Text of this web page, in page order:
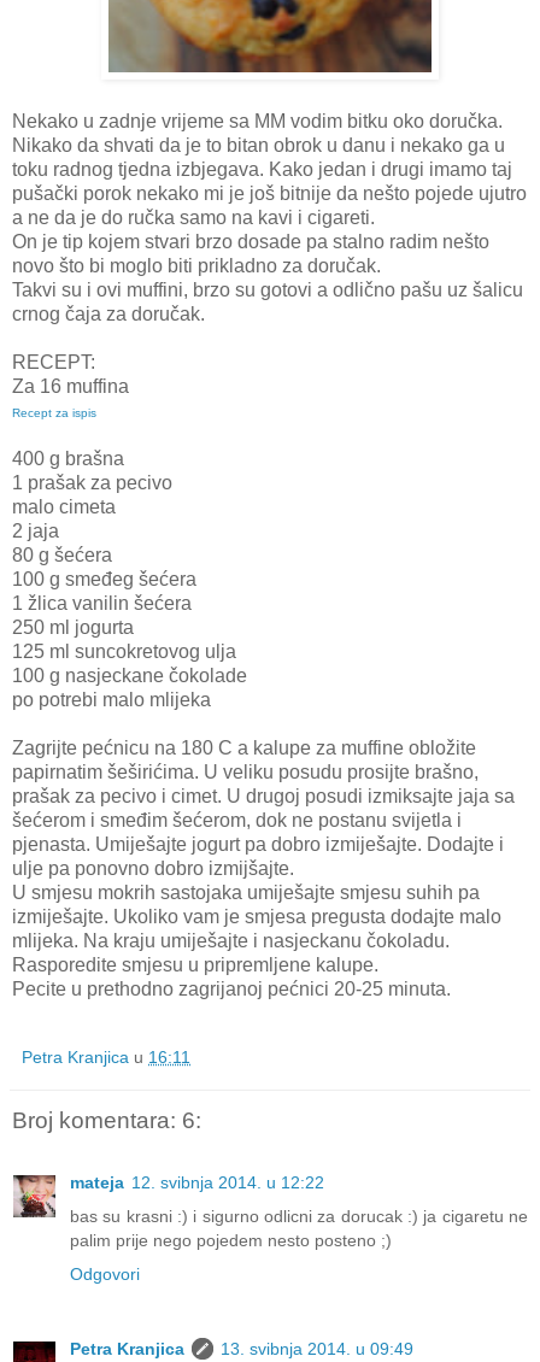
Nekako u zadnje vrijeme sa MM vodim bitku oko doručka.
Nikako da shvati da je to bitan obrok u danu i nekako ga u
toku radnog tjedna izbjegava. Kako jedan i drugi imamo taj
pušački porok nekako mi je još bitnije da nešto pojede ujutro
a ne da je do ručka samo na kavi i cigareti.
On je tip kojem stvari brzo dosade pa stalno radim nešto
novo što bi moglo biti prikladno za doručak.
Takvi su i ovi muffini, brzo su gotovi a odlično pašu uz šalicu
crnog čaja za doručak.
RECEPT:
Za 16 muffina
Recept za ispis
400 g brašna
1 prašak za pecivo
malo cimeta
2 jaja
80 g šećera
100 g smeđeg šećera
1 žlica vanilin šećera
250 ml jogurta
125 ml suncokretovog ulja
100 g nasjeckane čokolade
po potrebi malo mlijeka
Zagrijte pećnicu na 180 C a kalupe za muffine obložite
papirnatim šeširićima. U veliku posudu prosijte brašno,
prašak za pecivo i cimet. U drugoj posudi izmiksajte jaja sa
šećerom i smeđim šećerom, dok ne postanu svijetla i
pjenasta. Umiješajte jogurt pa dobro izmiješajte. Dodajte i
ulje pa ponovno dobro izmijšajte.
U smjesu mokrih sastojaka umiješajte smjesu suhih pa
izmiješajte. Ukoliko vam je smjesa pregusta dodajte malo
mlijeka. Na kraju umiješajte i nasjeckanu čokoladu.
Rasporedite smjesu u pripremljene kalupe.
Pecite u prethodno zagrijanoj pećnici 20-25 minuta.
Petra Kranjica u 16:11
Broj komentara: 6:
mateja 12. svibnja 2014. u 12:22
bas su krasni :) i sigurno odlicni za dorucak :) ja cigaretu ne
palim prije nego pojedem nesto posteno ;)
Odgovori
Petra Kranjica
13. svibnja 2014. u 09:49